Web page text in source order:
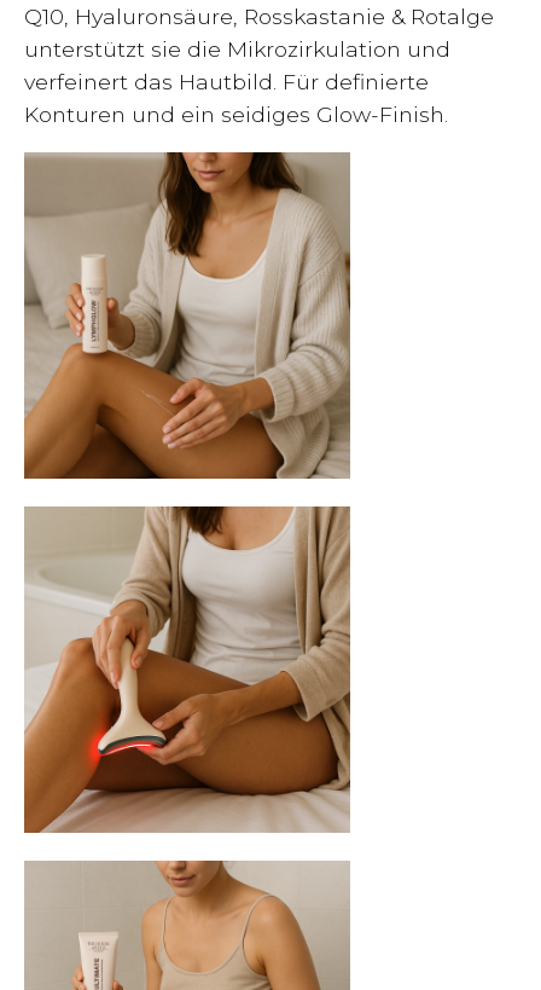
Q10, Hyaluronsäure, Rosskastanie & Rotalge
unterstützt sie die Mikrozirkulation und
verfeinert das Hautbild. Für definierte
Konturen und ein seidiges Glow-Finish.